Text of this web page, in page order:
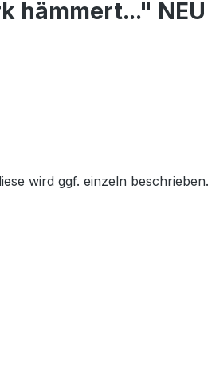
hämmert..."
wird ggf. einzeln beschrieben.